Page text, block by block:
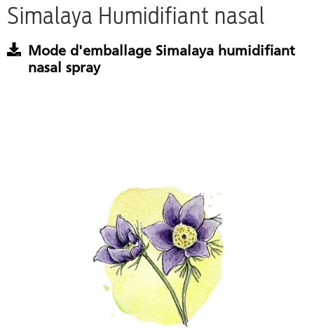
Simalaya Humidifiant nasal
Mode d'emballage Simalaya humidifiant
nasal spray